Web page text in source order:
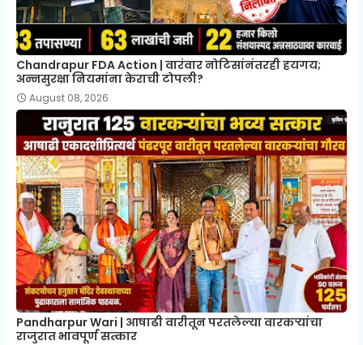
Chandrapur FDA Action | वारंवार नोटिसांनंतरही हयगय;
अन्नसुरक्षा नियमांना केराची टोपली?
August 08, 2026
Pandharpur Wari | आषाढी वारीतून परतलेल्या वारकऱ्यांचा
राजुरात भावपूर्ण सत्कार